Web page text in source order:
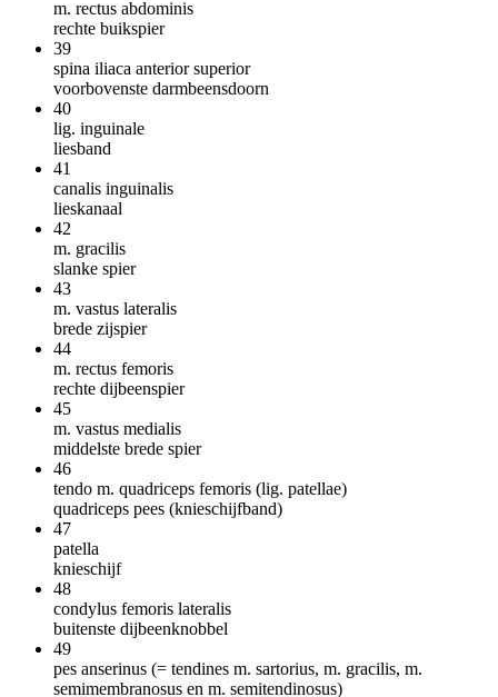
m. rectus abdominis
rechte buikspier
39
spina iliaca anterior superior
voorbovenste darmbeensdoorn
40
lig. inguinale
liesband
41
canalis inguinalis
lieskanaal
42
m. gracilis
slanke spier
43
m. vastus lateralis
brede zijspier
44
m. rectus femoris
rechte dijbeenspier
45
m. vastus medialis
middelste brede spier
46
tendo m. quadriceps femoris (lig. patellae)
quadriceps pees (knieschijfband)
47
patella
knieschijf
48
condylus femoris lateralis
buitenste dijbeenknobbel
49
pes anserinus (= tendines m. sartorius, m. gracilis, m.
semimembranosus en m. semitendinosus)